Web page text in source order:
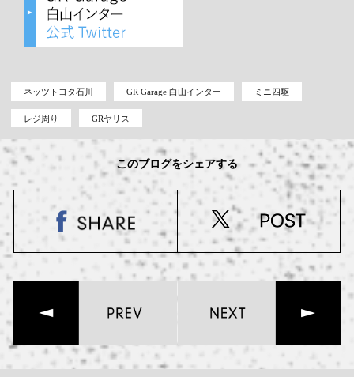
ネッツトヨタ石川 GR Garage 白山インター ミニ四駆
レジ周り GRヤリス
このブログをシェアする